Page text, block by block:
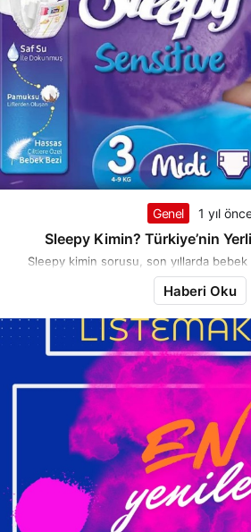
Genel 1 yıl
Sleepy Kimin? Türkiye’nin
Sleepy kimin sorusu, son yıllarda bebek
Haberi Oku